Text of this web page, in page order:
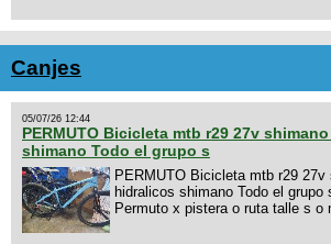
Canjes
05/07/26 12:44
PERMUTO Bicicleta mtb r29 27v
shimano Todo el grupo s
PERMUTO Bicicleta mtb r29 27v
hidralicos shimano Todo el grupo
Permuto x pistera o ruta talle s o